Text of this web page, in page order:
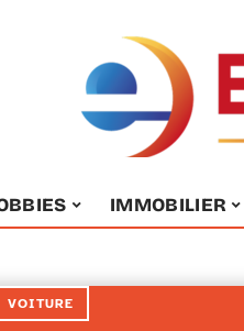
IMMOBILIER
VOITURE